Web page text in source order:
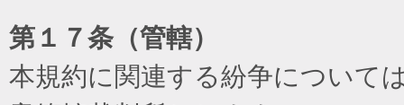
第１７条（管轄）
本規約に関連する紛争について